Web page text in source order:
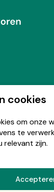
cookies
om onze
te
relevant zijn.
de Prins
Prins